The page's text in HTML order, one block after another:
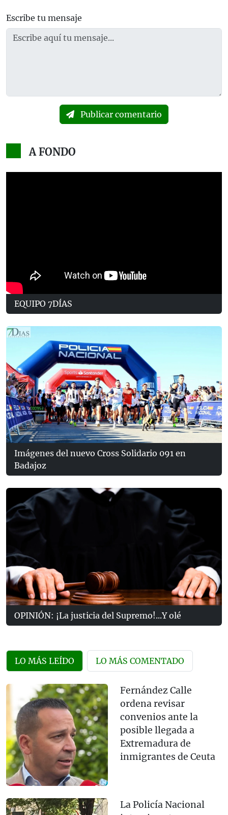
Escribe tu mensaje
Publicar comentario
A FONDO
EQUIPO 7DÍAS
Imágenes del nuevo Cross Solidario 091 en
Badajoz
OPINIÓN: ¡La justicia del Supremo!...Y olé
LO MÁS LEÍDO LO MÁS COMENTADO
Fernández Calle
ordena revisar
convenios ante la
posible llegada a
Extremadura de
inmigrantes de Ceuta
La Policía Nacional